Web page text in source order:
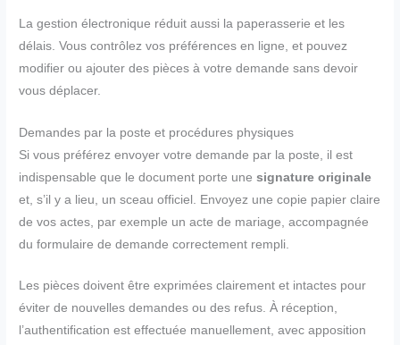
La gestion électronique réduit aussi la paperasserie et les
délais. Vous contrôlez vos préférences en ligne, et pouvez
modifier ou ajouter des pièces à votre demande sans devoir
vous déplacer.
Demandes par la poste et procédures physiques
Si vous préférez envoyer votre demande par la poste, il est
indispensable que le document porte unesignature originale
et, s’il y a lieu, un sceau officiel. Envoyez une copie papier claire
de vos actes, par exemple un acte de mariage, accompagnée
du formulaire de demande correctement rempli.
Les pièces doivent être exprimées clairement et intactes pour
éviter de nouvelles demandes ou des refus. À réception,
l’authentification est effectuée manuellement, avec apposition